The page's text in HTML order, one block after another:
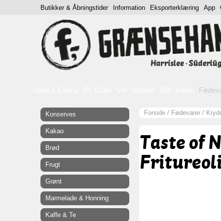
Forside / Fødevarer /
Taste of
Konserves
Kakao
Brød
Frugt
Grønt
Marmelade & Honning
Kaffe & Te
Butikker & Åbningstider Information Eksporterklæring App